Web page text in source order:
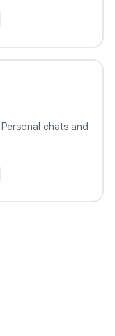
Meeting
chats and